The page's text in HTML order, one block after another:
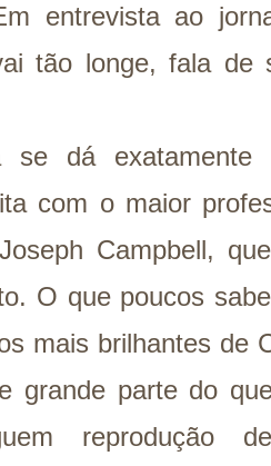
entrevista ao
tão longe, fala de
se dá
com o maior
Campbell,
O que poucos
mais brilhantes de
grande parte do
reprodução